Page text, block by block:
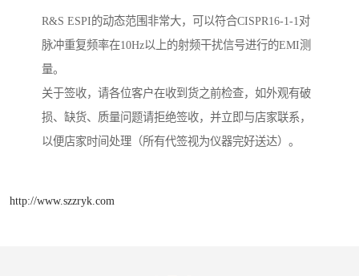
R&S ESPI的动态范围非常大，可以符合CISPR16-1-1对
脉冲重复频率在10Hz以上的射频干扰信号进行的EMI测
量。
关于签收，请各位客户在收到货之前检查，如外观有破
损、缺货、质量问题请拒绝签收，并立即与店家联系，
以便店家时间处理（所有代签视为仪器完好送达）。
http://www.szzryk.com